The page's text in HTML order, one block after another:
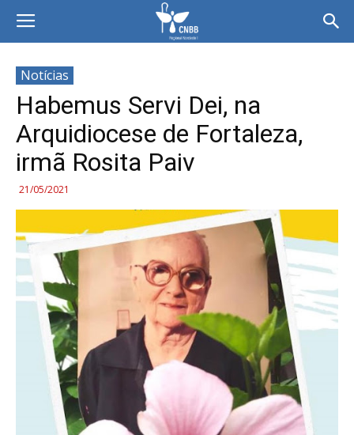
Notícias
Habemus Servi Dei, na
Arquidiocese de Fortaleza,
irmã Rosita Paiv
21/05/2021